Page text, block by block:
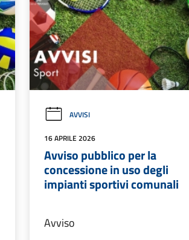
AVVISI
16 APRILE 2026
Avviso pubblico per la
concessione in uso degli
impianti sportivi comunali
Avviso